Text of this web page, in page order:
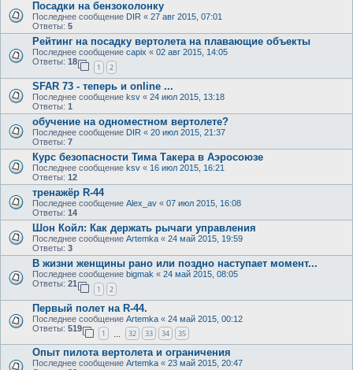
Посадки на бензоколонку
Последнее сообщение DIR « 27 авг 2015, 07:01
Ответы: 5
Рейтинг на посадку вертолета на плавающие объекты
Последнее сообщение capix « 02 авг 2015, 14:05
Ответы: 18
1 2
SFAR 73 - теперь и online ...
Последнее сообщение ksv « 24 июл 2015, 13:18
Ответы: 1
обучение на одноместном вертолете?
Последнее сообщение DIR « 20 июл 2015, 21:37
Ответы: 7
Курс безопасности Тима Такера в Аэросоюзе
Последнее сообщение ksv « 16 июл 2015, 16:21
Ответы: 12
тренажёр R-44
Последнее сообщение Alex_av « 07 июл 2015, 16:08
Ответы: 14
Шон Койл: Как держать рычаги управления
Последнее сообщение Artemka « 24 май 2015, 19:59
Ответы: 3
В жизни женщины рано или поздно наступает момент...
Последнее сообщение bigmak « 24 май 2015, 08:05
Ответы: 21
1 2
Первый полет на R-44.
Последнее сообщение Artemka « 24 май 2015, 00:12
Ответы: 519
1 32 33 34 35
Опыт пилота вертолета и ограничения
Последнее сообщение Artemka « 23 май 2015, 20:47